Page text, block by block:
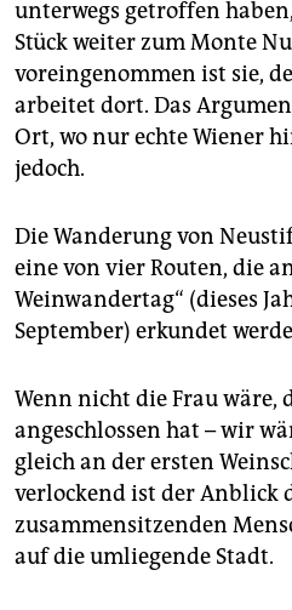
unterwegs getroffen
Stück weiter zum Monte
voreingenommen ist sie,
arbeitet dort. Das
Ort, wo nur echte Wiener
jedoch.
Die Wanderung von
eine von vier Routen, die
Weinwandertag“ (dieses
September) erkundet
Wenn nicht die Frau wäre,
angeschlossen hat – wir
gleich an der ersten
verlockend ist der Anblick
zusammensitzenden
auf die umliegende Stadt.